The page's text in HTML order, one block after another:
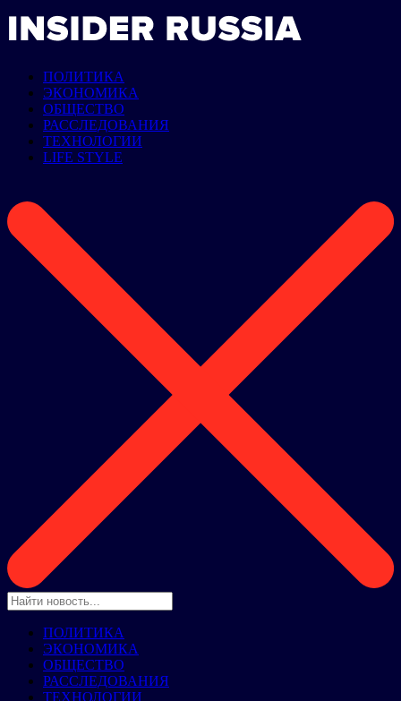
ПОЛИТИКА
ЭКОНОМИКА
ОБЩЕСТВО
РАССЛЕДОВАНИЯ
ТЕХНОЛОГИИ
LIFE STYLE
ПОЛИТИКА
ЭКОНОМИКА
ОБЩЕСТВО
РАССЛЕДОВАНИЯ
ТЕХНОЛОГИИ